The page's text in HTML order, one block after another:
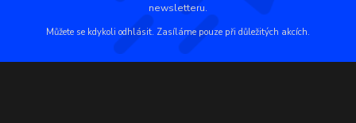
newsletteru.
Můžete se kdykoli odhlásit. Zasíláme pouze při důležitých akcích.